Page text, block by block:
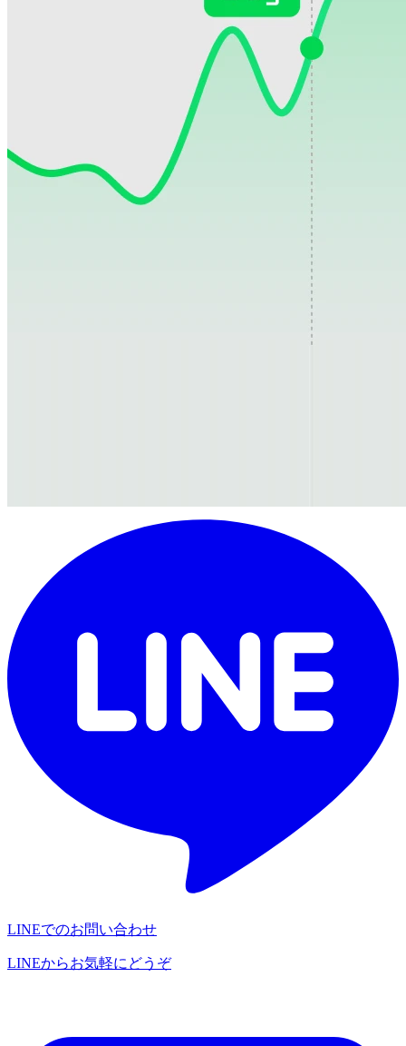
LINEでのお問い合わせ
LINEからお気軽にどうぞ